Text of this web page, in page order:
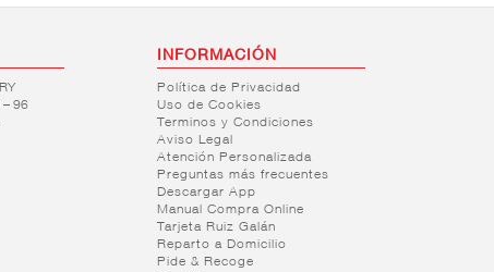
– 96
INFORMACIÓN
Política de Privacidad
Uso de Cookies
Terminos y Condiciones
Aviso Legal
Atención Personalizada
Preguntas más frecuentes
Descargar App
Manual Compra Online
Tarjeta Ruiz Galán
Reparto a Domicilio
Pide & Recoge